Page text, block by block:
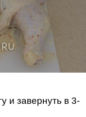
и завернуть в 3-